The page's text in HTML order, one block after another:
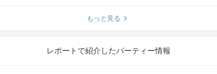
もっと見る
レポートで紹介したパーティー情報